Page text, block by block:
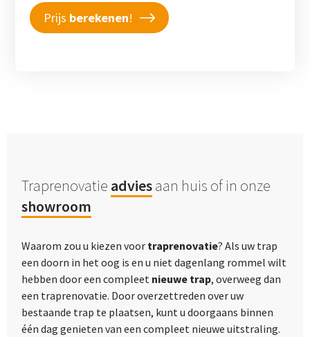
Prijs berekenen!
Traprenovatie adviesaan huis of in onze
showroom
Waarom zou u kiezen voor traprenovatie? Als uw trap
een doorn in het oog is en u niet dagenlang rommel wilt
hebben door een compleet nieuwe trap, overweeg dan
een traprenovatie. Door overzettreden over uw
bestaande trap te plaatsen, kunt u doorgaans binnen
één dag genieten van een compleet nieuwe uitstraling.